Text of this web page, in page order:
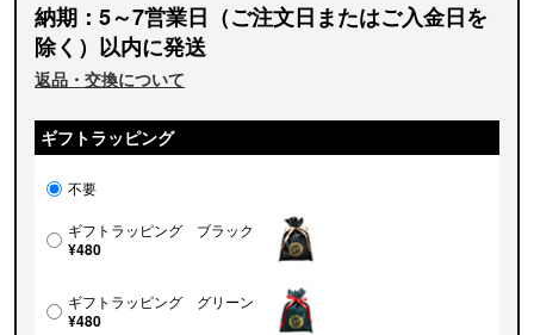
納期：5～7営業日（ご注文日またはご入金日を
除く）以内に発送
返品・交換について
ギフトラッピング
不要
ギフトラッピング ブラック
¥480
ギフトラッピング グリーン
¥480